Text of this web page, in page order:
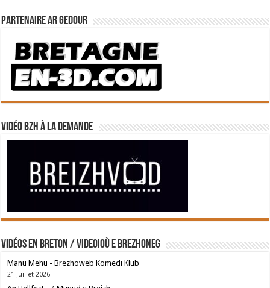
Partenaire Ar Gedour
Vidéo BZH à la demande
Vidéos en breton / Videoioù e brezhoneg
Manu Mehu - Brezhoweb Komedi Klub
21 juillet 2026